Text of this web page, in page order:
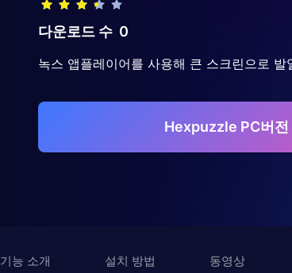
다운로드 수 0
녹스 앱플레이어를 사용해 큰 스크린으로
Hexpuzzle PC버전
기능 소개 설치 방법 동영상